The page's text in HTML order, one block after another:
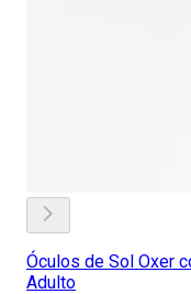
Óculos de Sol Oxer
Adulto